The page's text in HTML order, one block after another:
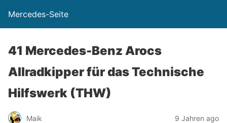
Mercedes-Seite
41 Mercedes-Benz Arocs
Allradkipper für das Technische
Hilfswerk (THW)
Maik 9 Jahren ago